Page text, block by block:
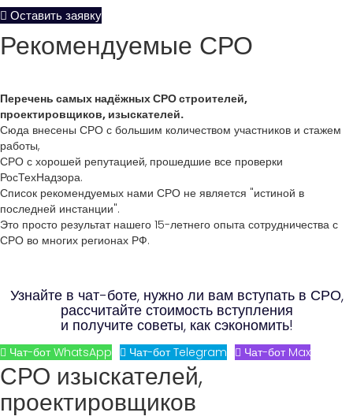
Оставить заявку
Рекомендуемые СРО
Перечень самых надёжных СРО строителей,
проектировщиков, изыскателей.
Сюда внесены СРО с большим количеством участников и стажем
работы,
СРО с хорошей репутацией, прошедшие все проверки
РосТехНадзора.
Список рекомендуемых нами СРО не является "истиной в
последней инстанции".
Это просто результат нашего 15-летнего опыта сотрудничества с
СРО во многих регионах РФ.
Узнайте в чат-боте, нужно ли вам вступать в СРО,
рассчитайте стоимость вступления
и получите советы, как сэкономить!
Чат-бот WhatsApp Чат-бот Telegram Чат-бот Max
СРО изыскателей,
проектировщиков